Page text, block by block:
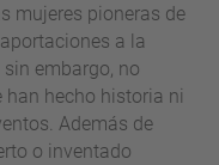
mujeres pioneras de
a la
embargo, no
han hecho historia ni
Además de
o inventado